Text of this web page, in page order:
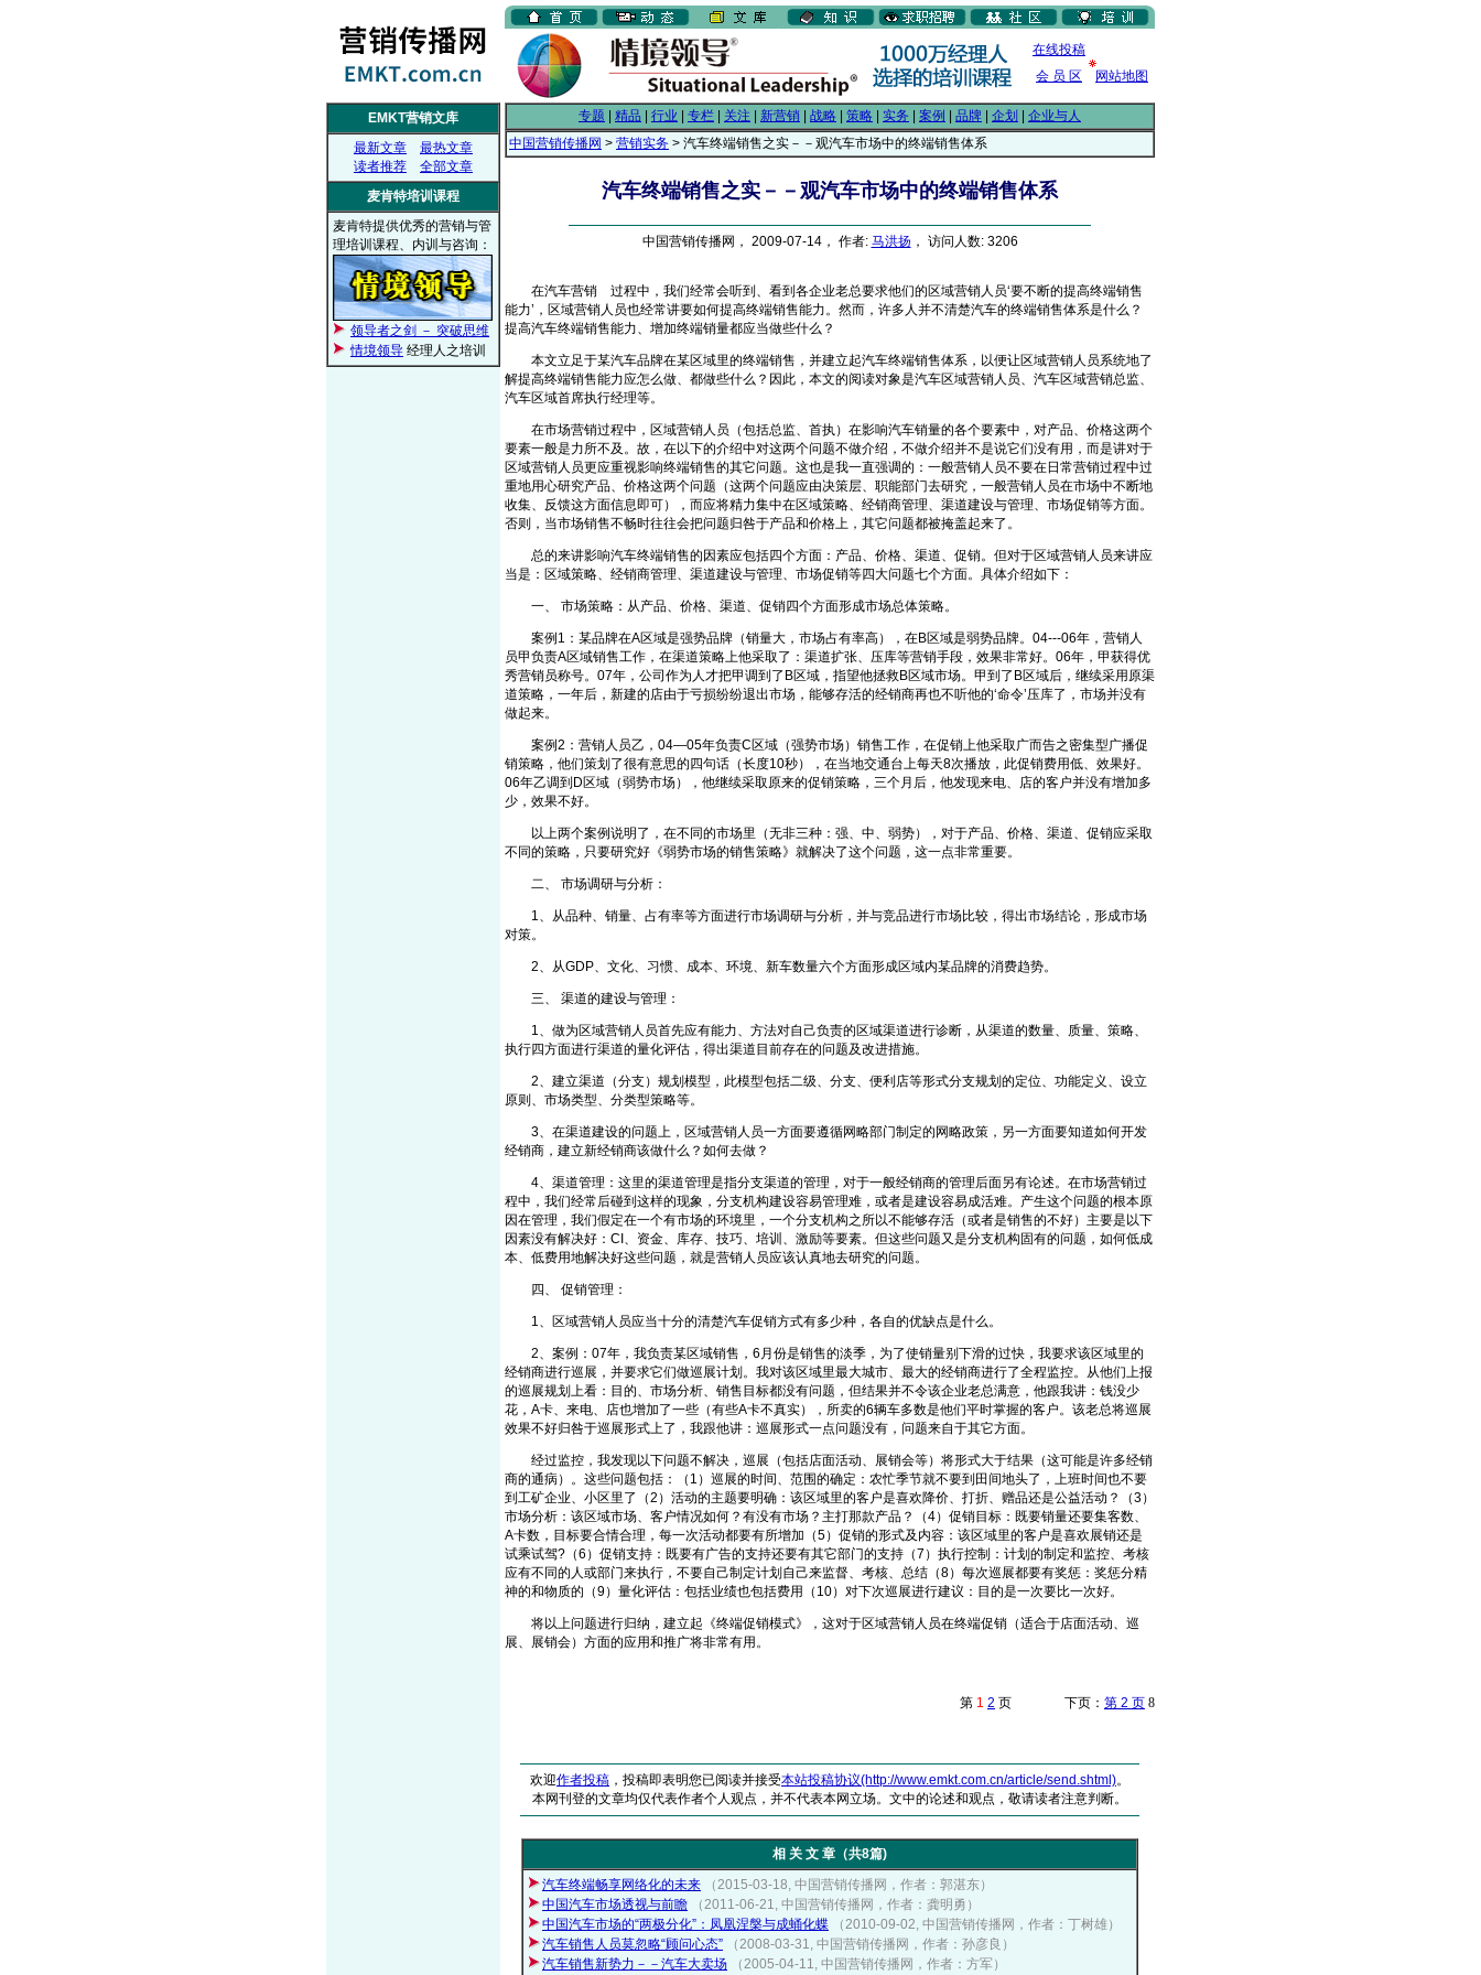
在线投稿
会 员 区
网站地图
EMKT营销文库
最新文章
最热文章
读者推荐
全部文章
麦肯特培训课程
麦肯特提供优秀的营销与管
理培训课程、内训与咨询：
领导者之剑 － 突破思维
情境领导 经理人之培训
专题 精品 行业 专栏 关注 新营销 战略 策略 实务 案例 品牌 企划
企业与人
中国营销传播网 > 营销实务 > 汽车终端销售之实－－观汽车市场中的终端销售体系
汽车终端销售之实－－观汽车市场中的终端销售体系
中国营销传播网， 2009-07-14， 作者: 马洪扬 ， 访问人数: 3206
在汽车营销
过程中，我们经常会听到、看到各企业老总要求他们的区域营销人员‘要不断的提高终端销售
能力’，区域营销人员也经常讲要如何提高终端销售能力。然而，许多人并不清楚汽车的终端销售体系是什么？
提高汽车终端销售能力、增加终端销量都应当做些什么？
本文立足于某汽车品牌在某区域里的终端销售，并建立起汽车终端销售体系，以便让区域营销人员系统地了
解提高终端销售能力应怎么做、都做些什么？因此，本文的阅读对象是汽车区域营销人员、汽车区域营销总监、
汽车区域首席执行经理等。
在市场营销过程中，区域营销人员（包括总监、首执）在影响汽车销量的各个要素中，对产品、价格这两个
要素一般是力所不及。故，在以下的介绍中对这两个问题不做介绍，不做介绍并不是说它们没有用，而是讲对于
区域营销人员更应重视影响终端销售的其它问题。这也是我一直强调的：一般营销人员不要在日常营销过程中过
重地用心研究产品、价格这两个问题（这两个问题应由决策层、职能部门去研究，一般营销人员在市场中不断地
收集、反馈这方面信息即可），而应将精力集中在区域策略、经销商管理、渠道建设与管理、市场促销等方面。
否则，当市场销售不畅时往往会把问题归咎于产品和价格上，其它问题都被掩盖起来了。
总的来讲影响汽车终端销售的因素应包括四个方面：产品、价格、渠道、促销。但对于区域营销人员来讲应
当是：区域策略、经销商管理、渠道建设与管理、市场促销等四大问题七个方面。具体介绍如下：
一、 市场策略：从产品、价格、渠道、促销四个方面形成市场总体策略。
案例1：某品牌在A区域是强势品牌（销量大，市场占有率高），在B区域是弱势品牌。04---06年，营销人
员甲负责A区域销售工作，在渠道策略上他采取了：渠道扩张、压库等营销手段，效果非常好。06年，甲获得优
秀营销员称号。07年，公司作为人才把甲调到了B区域，指望他拯救B区域市场。甲到了B区域后，继续采用原渠
道策略，一年后，新建的店由于亏损纷纷退出市场，能够存活的经销商再也不听他的‘命令’压库了，市场并没有
做起来。
案例2：营销人员乙，04—05年负责C区域（强势市场）销售工作，在促销上他采取广而告之密集型广播促
销策略，他们策划了很有意思的四句话（长度10秒），在当地交通台上每天8次播放，此促销费用低、效果好。
06年乙调到D区域（弱势市场），他继续采取原来的促销策略，三个月后，他发现来电、店的客户并没有增加多
少，效果不好。
以上两个案例说明了，在不同的市场里（无非三种：强、中、弱势），对于产品、价格、渠道、促销应采取
不同的策略，只要研究好《弱势市场的销售策略》就解决了这个问题，这一点非常重要。
二、 市场调研与分析：
1、从品种、销量、占有率等方面进行市场调研与分析，并与竞品进行市场比较，得出市场结论，形成市场
对策。
2、从GDP、文化、习惯、成本、环境、新车数量六个方面形成区域内某品牌的消费趋势。
三、 渠道的建设与管理：
1、做为区域营销人员首先应有能力、方法对自己负责的区域渠道进行诊断，从渠道的数量、质量、策略、
执行四方面进行渠道的量化评估，得出渠道目前存在的问题及改进措施。
2、建立渠道（分支）规划模型，此模型包括二级、分支、便利店等形式分支规划的定位、功能定义、设立
原则、市场类型、分类型策略等。
3、在渠道建设的问题上，区域营销人员一方面要遵循网略部门制定的网略政策，另一方面要知道如何开发
经销商，建立新经销商该做什么？如何去做？
4、渠道管理：这里的渠道管理是指分支渠道的管理，对于一般经销商的管理后面另有论述。在市场营销过
程中，我们经常后碰到这样的现象，分支机构建设容易管理难，或者是建设容易成活难。产生这个问题的根本原
因在管理，我们假定在一个有市场的环境里，一个分支机构之所以不能够存活（或者是销售的不好）主要是以下
因素没有解决好：CI、资金、库存、技巧、培训、激励等要素。但这些问题又是分支机构固有的问题，如何低成
本、低费用地解决好这些问题，就是营销人员应该认真地去研究的问题。
四、 促销管理：
1、区域营销人员应当十分的清楚汽车促销方式有多少种，各自的优缺点是什么。
2、案例：07年，我负责某区域销售，6月份是销售的淡季，为了使销量别下滑的过快，我要求该区域里的
经销商进行巡展，并要求它们做巡展计划。我对该区域里最大城市、最大的经销商进行了全程监控。从他们上报
的巡展规划上看：目的、市场分析、销售目标都没有问题，但结果并不令该企业老总满意，他跟我讲：钱没少
花，A卡、来电、店也增加了一些（有些A卡不真实），所卖的6辆车多数是他们平时掌握的客户。该老总将巡展
效果不好归咎于巡展形式上了，我跟他讲：巡展形式一点问题没有，问题来自于其它方面。
经过监控，我发现以下问题不解决，巡展（包括店面活动、展销会等）将形式大于结果（这可能是许多经销
商的通病）。这些问题包括：（1）巡展的时间、范围的确定：农忙季节就不要到田间地头了，上班时间也不要
到工矿企业、小区里了（2）活动的主题要明确：该区域里的客户是喜欢降价、打折、赠品还是公益活动？（3）
市场分析：该区域市场、客户情况如何？有没有市场？主打那款产品？（4）促销目标：既要销量还要集客数、
A卡数，目标要合情合理，每一次活动都要有所增加（5）促销的形式及内容：该区域里的客户是喜欢展销还是
试乘试驾?（6）促销支持：既要有广告的支持还要有其它部门的支持（7）执行控制：计划的制定和监控、考核
应有不同的人或部门来执行，不要自己制定计划自己来监督、考核、总结（8）每次巡展都要有奖惩：奖惩分精
神的和物质的（9）量化评估：包括业绩也包括费用（10）对下次巡展进行建议：目的是一次要比一次好。
将以上问题进行归纳，建立起《终端促销模式》，这对于区域营销人员在终端促销（适合于店面活动、巡
展、展销会）方面的应用和推广将非常有用。
第 1 2 页 下页： 第 2 页 8
欢迎作者投稿 ，投稿即表明您已阅读并接受本站投稿协议(http://www.emkt.com.cn/article/send.shtml)。
本网刊登的文章均仅代表作者个人观点，并不代表本网立场。文中的论述和观点，敬请读者注意判断。
相 关 文 章（共8篇)
汽车终端畅享网络化的未来
（2015-03-18, 中国营销传播网，作者：郭湛东）
中国汽车市场透视与前瞻
（2011-06-21, 中国营销传播网，作者：龚明勇）
中国汽车市场的“两极分化”：凤凰涅槃与成蛹化蝶
（2010-09-02, 中国营销传播网，作者：丁树雄）
汽车销售人员莫忽略“顾问心态”
（2008-03-31, 中国营销传播网，作者：孙彦良）
汽车销售新势力－－汽车大卖场
（2005-04-11, 中国营销传播网，作者：方军）